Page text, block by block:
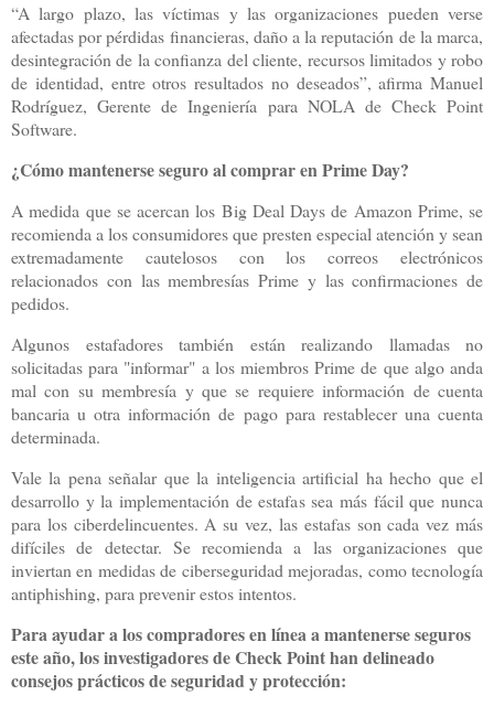
“A largo plazo, las víctimas y las organizaciones pueden verse
afectadas por pérdidas financieras, daño a la reputación de la marca,
desintegración de la confianza del cliente, recursos limitados y robo
de identidad, entre otros resultados no deseados”, afirma Manuel
Rodríguez, Gerente de Ingeniería para NOLA de Check Point
Software.
¿Cómo mantenerse seguro al comprar en Prime Day?
A medida que se acercan los Big Deal Days de Amazon Prime, se
recomienda a los consumidores que presten especial atención y sean
extremadamente cautelosos con los correos electrónicos
relacionados con las membresías Prime y las confirmaciones de
pedidos.
Algunos estafadores también están realizando llamadas no
solicitadas para "informar" a los miembros Prime de que algo anda
mal con su membresía y que se requiere información de cuenta
bancaria u otra información de pago para restablecer una cuenta
determinada.
Vale la pena señalar que la inteligencia artificial ha hecho que el
desarrollo y la implementación de estafas sea más fácil que nunca
para los ciberdelincuentes. A su vez, las estafas son cada vez más
difíciles de detectar. Se recomienda a las organizaciones que
inviertan en medidas de ciberseguridad mejoradas, como tecnología
antiphishing, para prevenir estos intentos.
Para ayudar a los compradores en línea a mantenerse seguros
este año, los investigadores de Check Point han delineado
consejos prácticos de seguridad y protección: